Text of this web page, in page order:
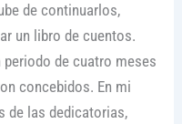
de continuarlos,
un libro de cuentos.
de cuatro meses
concebidos. En mi
de las dedicatorias,